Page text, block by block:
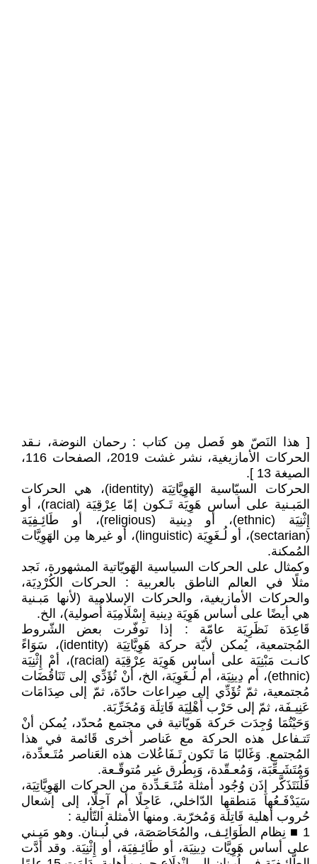
[ هذا النَصّ هو فَصل مِن كتاب : رحمان النوضة، نـقد
الحركات الأمازيغية، نشر غشت 2019، الصفحات 116،
الصيغة 13 ].
الحركات السيّاسية الهَوِيَّاتِيَة (identity)، هي الحركات
المَبـنية على أساس هَوِيَة تَـكون إمّا عِرْقِيَة (racial)، أو
إِثْنِيَة (ethnic)، أو دِينية (religious)، أو طَائِـفِيَة
(sectarian)، أو لُـغَوِيَة (linguistic)، أو غيرها مِن الهَوِيَّات
المُمكنة.
وكمثال على الحركات السياسية الهَويّاتية المشهورة، نَجد
مثلًا في العالم الناطق بالعربية : الحركات الكُرْدِيَة،
والحركات الأمازيغية، والحركات الإسلامية (لأنها مَبـنية
هي أيضًا على أساس هَوِيَة دِينية إِسْلَامِيَة أُصولية)، الخ.
قَاعِدَة نَظَرِيَة عامّة : إذا توفّرت بعض الشّروط
المُجتمعية، يُمكن لأيّة حركة هَوِيَّاتِيَة (identity)، سَوَاءً
كانـت مَبْنِيَة على أساس هَوِيَة عِرْقِيَة (racial)، أمْ إِثْنِيَة
(ethnic)، أم دِينِيَة، أم لُـغَوِيَة، الخ، أنْ تُؤَدِّي إلى تَنَاقُضَات
مُجتمعية، ثمّ تُؤَدِّي إلى صِراعات حادّة، ثمّ إلى صِدَامَات
عَنِيـفَة، ثمّ إلى حَرْب أَهْلِيَة قَاتِلَة وَمُخَرِّبَة.
وَحَيْتُمَا وُجِدَت حَركة هَويّاتية في مجتمع مُحدّد، يُمكن أنْ
تَتـفاعل هذه الحركة مع عَناصر أخرى قَائمة في هذا
المُجتمع. وَغَالبًا مَا تَكون تَـفَاعُلات هذه العَناصر مُتَـعدِّدة،
وَمُتَشَـعِّبَة، وَمُعـقّدة، وَبِطُرق غير مُتوقّـعة.
فَلْنَتَذَكَّر إِذَن وُجُود أمثلة مُتَـعَـدِّدة من الحركات الهَوِيَّاتِيَة،
سَيَدْفَـعُها مَنطقها الدّاخلي، عَاجِلًا أم آجِلًا، إلى إشعال
حُروب أهلية قَاتِلَة وَمُخرّبة. ومنها الأمثلة التّألية :
1 ■ نِظام الطَوَائِـف، والمُحَاصَصَة، في لُبـنان. وهو مَبـني
على أساس هَوِيَّات دِينِيَة، أو طَائِـفِيَة، أو إِثْنِيَة. وقد أَدَّت